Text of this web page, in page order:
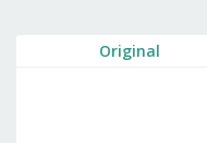
Original